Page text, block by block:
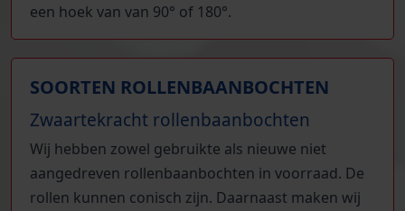
een hoek van van 90° of 180°.
SOORTEN ROLLENBAANBOCHTEN
Zwaartekracht rollenbaanbochten
Wij hebben zowel gebruikte als nieuwe niet
aangedreven rollenbaanbochten in voorraad. De
rollen kunnen conisch zijn. Daarnaast maken wij